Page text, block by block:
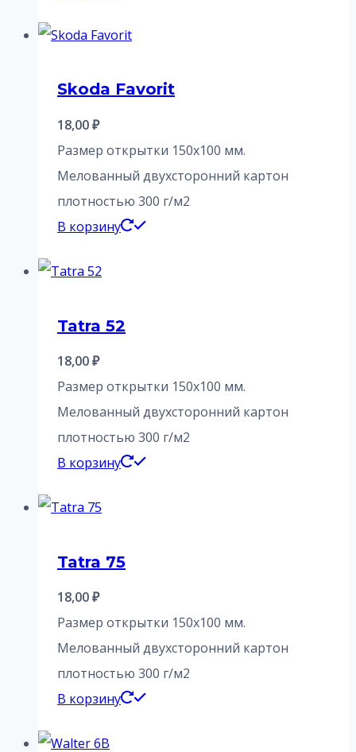
Skoda Favorit
18,00₽
Размер открытки 150х100 мм.
Мелованный двухсторонний картон
плотностью 300 г/м2
В корзину
Tatra 52
18,00₽
Размер открытки 150х100 мм.
Мелованный двухсторонний картон
плотностью 300 г/м2
В корзину
Tatra 75
18,00₽
Размер открытки 150х100 мм.
Мелованный двухсторонний картон
плотностью 300 г/м2
В корзину